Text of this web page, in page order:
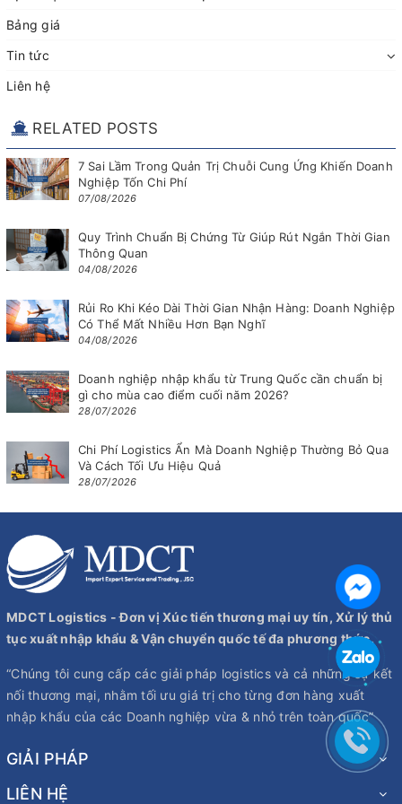
Bảng giá
Tin tức
Liên hệ
RELATED POSTS
7 Sai Lầm Trong Quản Trị Chuỗi Cung Ứng Khiến Doanh
Nghiệp Tốn Chi Phí
07/08/2026
Quy Trình Chuẩn Bị Chứng Từ Giúp Rút Ngắn Thời Gian
Thông Quan
04/08/2026
Rủi Ro Khi Kéo Dài Thời Gian Nhận Hàng: Doanh Nghiệp
Có Thể Mất Nhiều Hơn Bạn Nghĩ
04/08/2026
Doanh nghiệp nhập khẩu từ Trung Quốc cần chuẩn bị
gì cho mùa cao điểm cuối năm 2026?
28/07/2026
Chi Phí Logistics Ẩn Mà Doanh Nghiệp Thường Bỏ Qua
Và Cách Tối Ưu Hiệu Quả
28/07/2026
MDCT Logistics - Đơn vị Xúc tiến thương mại uy tín, Xử lý thủ
tục xuất nhập khẩu & Vận chuyển quốc tế đa phương thức.
“Chúng tôi cung cấp các giải pháp logistics và cả những sự kết
nối thương mại, nhằm tối ưu giá trị cho từng đơn hàng xuất
nhập khẩu của các Doanh nghiệp vừa & nhỏ trên toàn quốc”
GIẢI PHÁP
LIÊN HỆ